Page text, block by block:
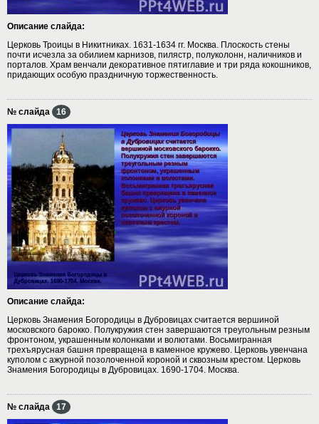
Описание слайда:
Церковь Троицы в Никитниках. 1631-1634 гг. Москва. Плоскость стены
почти исчезла за обилием карнизов, пилястр, полуколонн, наличников и
порталов. Храм венчали декоративное пятиглавие и три ряда кокошников,
придающих особую праздничную торжественность.
№ слайда 16
Описание слайда:
Церковь Знамения Богородицы в Дубровицах считается вершиной
московского барокко. Полукружия стен завершаются треугольным резным
фронтоном, украшенным колонками и волютами. Восьмигранная
трехъярусная башня превращена в каменное кружево. Церковь увенчана
куполом с ажурной позолоченной короной и сквозным крестом. Церковь
Знамения Богородицы в Дубровицах. 1690-1704. Москва.
№ слайда 17